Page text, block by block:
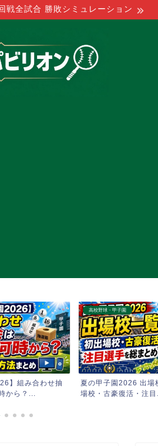
戦全試合 勝敗シミュレーション
出場校一覧｜初出
注目...
高校野球・甲子園
【夏の甲子園2026】
た強豪校まとめ｜大阪